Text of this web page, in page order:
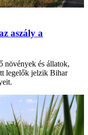
aszály a
növények és állatok,
legelők jelzik Bihar